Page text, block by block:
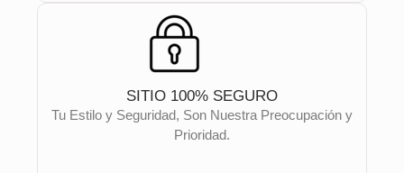
SITIO 100% SEGURO
Tu Estilo y Seguridad, Son Nuestra Preocupación y
Prioridad.